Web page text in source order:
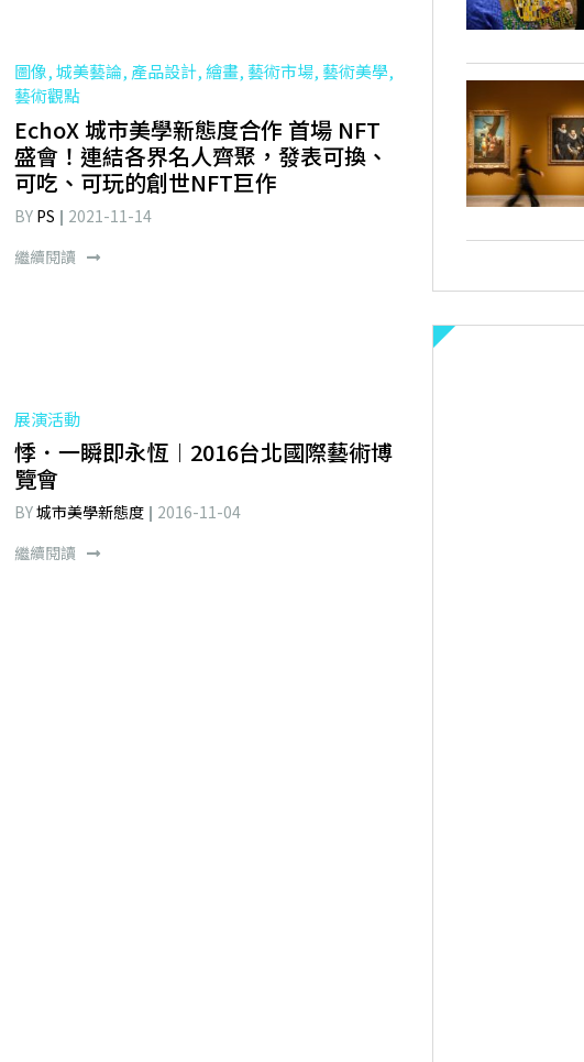
圖像, 城美藝論, 產品設計, 繪畫, 藝術市場, 藝術美學,
藝術觀點
EchoX 城市美學新態度合作 首場 NFT
盛會！連結各界名人齊聚，發表可換、
可吃、可玩的創世NFT巨作
BY PS
2021-11-14
繼續閱讀
展演活動
悸．一瞬即永恆︱2016台北國際藝術博
覽會
BY城市美學新態度
2016-11-04
繼續閱讀